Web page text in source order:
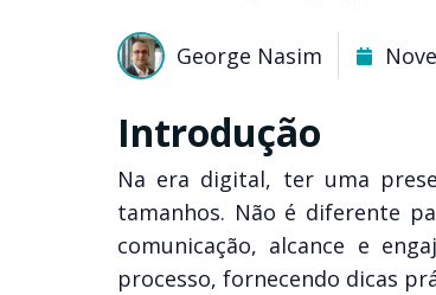
George Nasim
Introdução
Na era digital, ter uma
tamanhos. Não é diferente
comunicação, alcance e
processo, fornecendo dicas